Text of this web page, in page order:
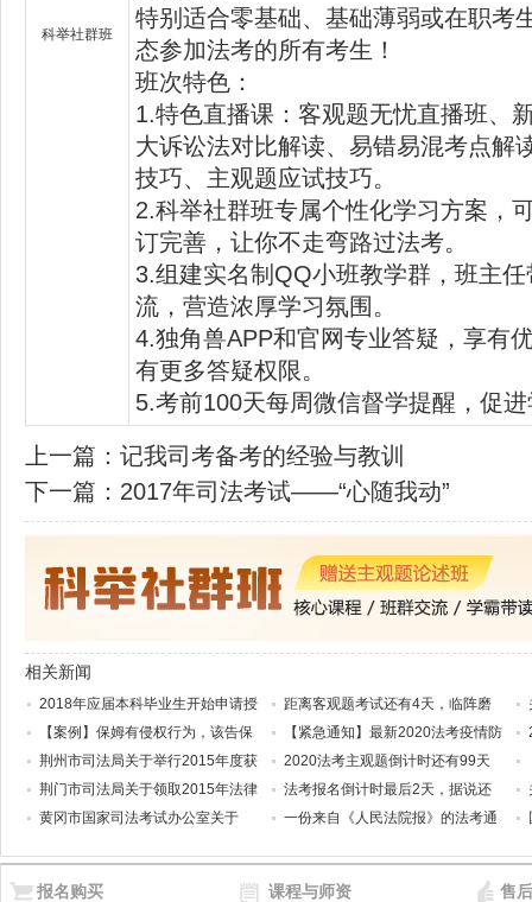
科举社群班
特别适合零基础、基础薄弱或在职考
态参加法考的所有考生！
班次特色：
1.特色直播课：客观题无忧直播班、
大诉讼法对比解读、易错易混考点解
技巧、主观题应试技巧。
2.科举社群班专属个性化学习方案，
订完善，让你不走弯路过法考。
3.组建实名制QQ小班教学群，班主
流，营造浓厚学习氛围。
4.独角兽APP和官网专业答疑，享有
有更多答疑权限。
5.考前100天每周微信督学提醒，促
上一篇： 记我司考备考的经验与教训
下一篇： 2017年司法考试——“心随我动”
相关新闻
2018年应届本科毕业生开始申请授
【案例】保姆有侵权行为，该告保
荆州市司法局关于举行2015年度获
荆门市司法局关于领取2015年法律
黄冈市国家司法考试办公室关于
距离客观题考试还有4天，临阵磨
【紧急通知】最新2020法考疫情防
2020法考主观题倒计时还有99天
法考报名倒计时最后2天，据说还
一份来自《人民法院报》的法考通
报名购买 课程与师资 售